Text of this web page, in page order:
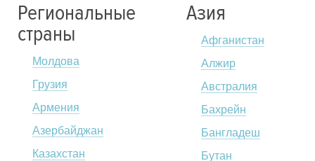
Региональные
страны
Молдова
Грузия
Армения
Азербайджан
Казахстан
Азия
Афганистан
Алжир
Австралия
Бахрейн
Бангладеш
Бутан